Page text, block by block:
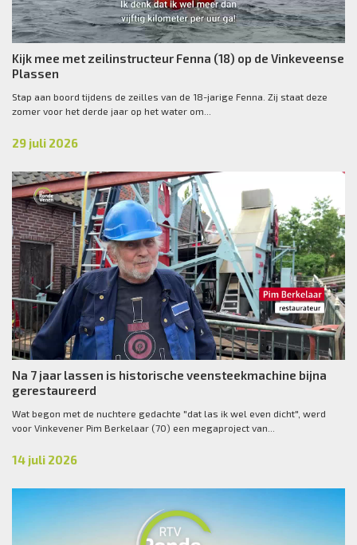
Kijk mee met zeilinstructeur Fenna (18) op de Vinkeveense
Plassen
Stap aan boord tijdens de zeilles van de 18-jarige Fenna. Zij staat deze
zomer voor het derde jaar op het water om...
29 juli 2026
Na 7 jaar lassen is historische veensteekmachine bijna
gerestaureerd
Wat begon met de nuchtere gedachte "dat las ik wel even dicht", werd
voor Vinkevener Pim Berkelaar (70) een megaproject van...
14 juli 2026